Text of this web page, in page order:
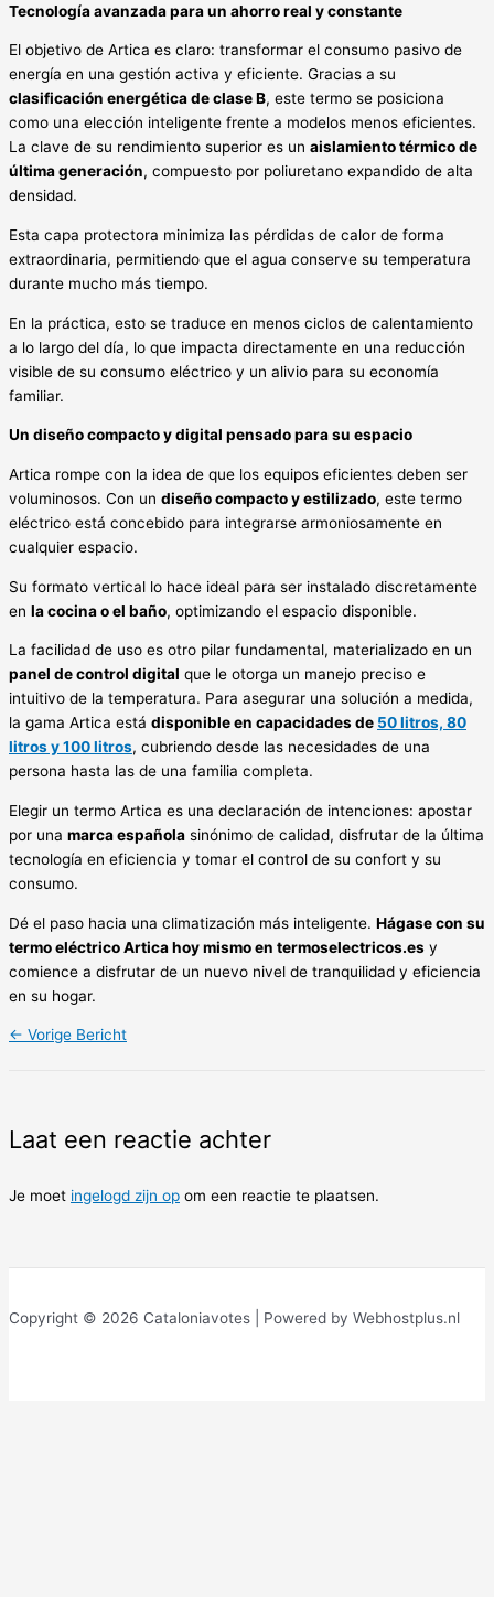
Tecnología avanzada para un ahorro real y constante
El objetivo de Artica es claro: transformar el consumo pasivo de
energía en una gestión activa y eficiente. Gracias a su
clasificación energética de clase B, este termo se posiciona
como una elección inteligente frente a modelos menos eficientes.
La clave de su rendimiento superior es un aislamiento térmico de
última generación, compuesto por poliuretano expandido de alta
densidad.
Esta capa protectora minimiza las pérdidas de calor de forma
extraordinaria, permitiendo que el agua conserve su temperatura
durante mucho más tiempo.
En la práctica, esto se traduce en menos ciclos de calentamiento
a lo largo del día, lo que impacta directamente en una reducción
visible de su consumo eléctrico y un alivio para su economía
familiar.
Un diseño compacto y digital pensado para su espacio
Artica rompe con la idea de que los equipos eficientes deben ser
voluminosos. Con un diseño compacto y estilizado, este termo
eléctrico está concebido para integrarse armoniosamente en
cualquier espacio.
Su formato vertical lo hace ideal para ser instalado discretamente
en la cocina o el baño, optimizando el espacio disponible.
La facilidad de uso es otro pilar fundamental, materializado en un
panel de control digital que le otorga un manejo preciso e
intuitivo de la temperatura. Para asegurar una solución a medida,
la gama Artica está disponible en capacidades de 50 litros, 80
litros y 100 litros, cubriendo desde las necesidades de una
persona hasta las de una familia completa.
Elegir un termo Artica es una declaración de intenciones: apostar
por una marca española sinónimo de calidad, disfrutar de la última
tecnología en eficiencia y tomar el control de su confort y su
consumo.
Dé el paso hacia una climatización más inteligente. Hágase con su
termo eléctrico Artica hoy mismo en termoselectricos.es y
comience a disfrutar de un nuevo nivel de tranquilidad y eficiencia
en su hogar.
← Vorige Bericht
Laat een reactie achter
Je moet ingelogd zijn op om een reactie te plaatsen.
Copyright © 2026 Cataloniavotes | Powered by Webhostplus.nl